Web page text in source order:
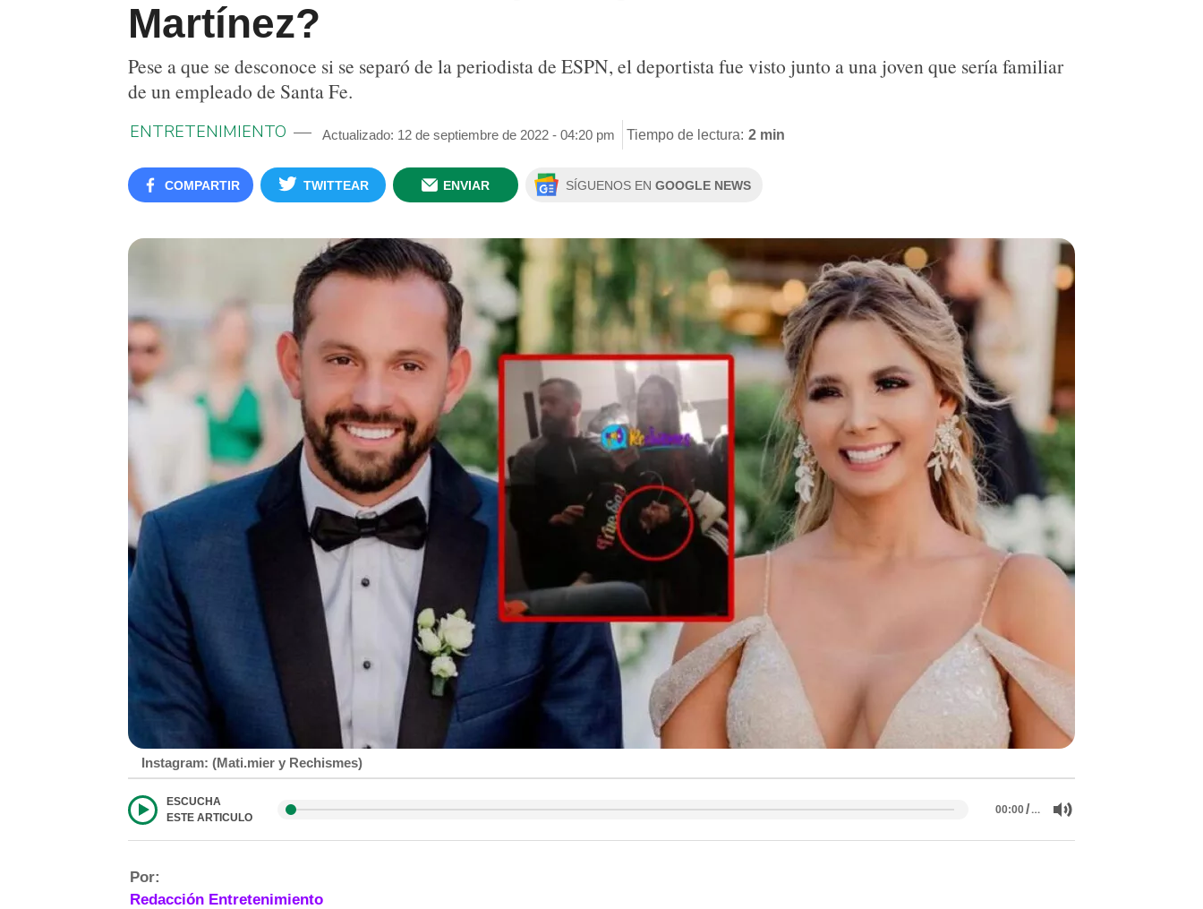
Martínez?
Pese a que se desconoce si se separó de la periodista de ESPN, el deportista fue visto junto a una joven que sería familiar
de un empleado de Santa Fe.
ENTRETENIMIENTO Actualizado: 12 de septiembre de 2022 - 04:20 pm Tiempo de lectura: 2 min
COMPARTIR TWITTEAR ENVIAR SÍGUENOS EN GOOGLE NEWS
Instagram: (Mati.mier y Rechismes)
ESCUCHA
ESTE ARTICULO
00:00/…
Por:
Redacción Entretenimiento